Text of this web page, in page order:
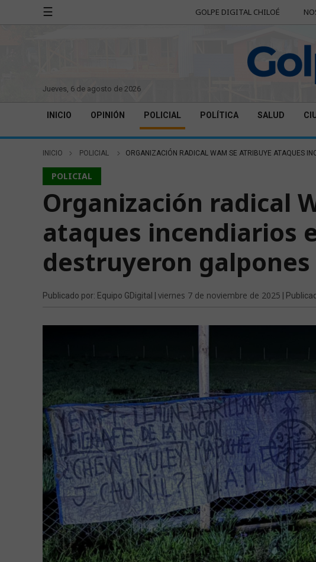
☰ GOLPE DIGITAL CHILOÉ
jueves, 6 de agosto de 2026
INICIO OPINIÓN POLICIAL POLÍTICA SALUD
INICIO POLICIAL ORGANIZACIÓN RADICAL WAM SE ATRIBUYE ATAQUES
POLICIAL
Organización radical
ataques incendiarios
destruyeron galpones
Publicado por: Equipo GDigital | viernes 7 de noviembre de 2025 |